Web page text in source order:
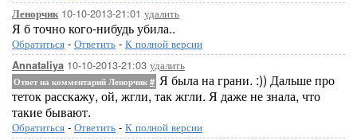
Ленорчик10-10-2013-21:01 удалить
Я б точно кого-нибудь убила..
Обратиться - Ответить - К полной версии
Annataliya 10-10-2013-21:03 удалить
Ответ на комментарий Ленорчик # Я была на грани. :)) Дальше про
теток расскажу, ой, жгли, так жгли. Я даже не знала, что
такие бывают.
Обратиться - Ответить - К полной версии